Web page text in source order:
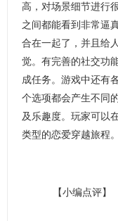
高，对场景细节进行
之间都能看到非常逼
合在一起了，并且给
觉。有完善的社交功
成任务。游戏中还有
个选项都会产生不同
及乐趣度。玩家可以
类型的恋爱穿越旅程。
【小编点评】